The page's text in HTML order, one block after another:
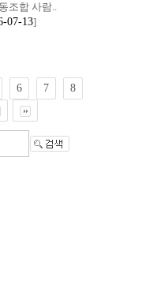
조합 사람..
07-13]
6 7
8